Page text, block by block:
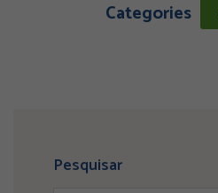
Categories
Pesquisar